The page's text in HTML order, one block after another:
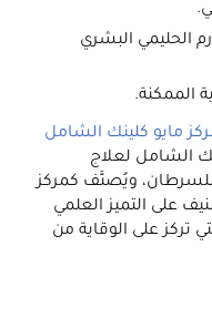
الحليمي البشري
الممكنة.
مايو كلينك الشامل
الشامل لعلاج
ويُصنَّف كمركز
على التميز العلمي
تركز على الوقاية من